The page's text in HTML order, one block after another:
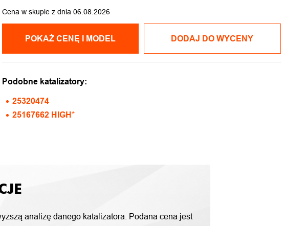
Cena w skupie z dnia 06.08.2026
POKAŻ CENĘ I MODEL DODAJ DO WYCENY
Podobne katalizatory:
25320474
25167662 HIGH*
analizę danego katalizatora. Podana cena jest